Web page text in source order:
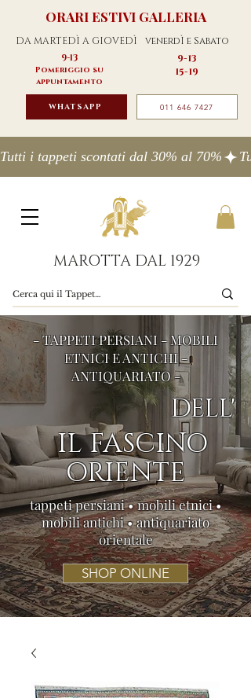
ORARI ESTIVI GALLERIA
DA MARTEDÌ A GIOVEDÌ venerdÌ e Sabato
9-13
Pomeriggio su
appuntamento
9-13
15-19
WHATSAPP 011 646 7427
Tutti i tappeti scontati dal 30% al 70%
MAROTTA DAL 1929
- TAPPETI PERSIANI - MOBILI
ETNICI E ANTICHI -
ANTIQUARIATO -
DELL'
IL FASCINO
ORIENTE
tappeti persiani • mobili etnici •
mobili antichi • antiquariato
orientale
SHOP ONLINE